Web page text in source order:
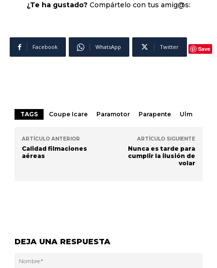
¿Te ha gustado? Compártelo con tus amig@s:
Facebook WhatsApp Twitter Save
TAGS Coupe Icare Paramotor Parapente Ulm
ARTÍCULO ANTERIOR
Calidad filmaciones
aéreas
ARTÍCULO SIGUIENTE
Nunca es tarde para
cumplir la ilusión de
volar
DEJA UNA RESPUESTA